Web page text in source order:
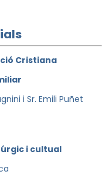
Cristiana
i Sr. Emili Puñet
i cultual